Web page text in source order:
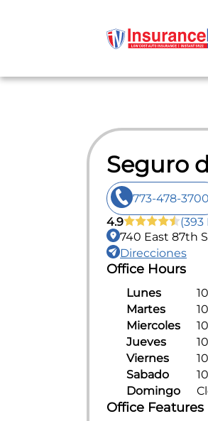
Seguro
773-478-3700
4.9
(393
740 East 87th
Direcciones
Office Hours
Lunes
Martes
Miercoles
Jueves
Viernes
Sabado
Domingo
Office Features